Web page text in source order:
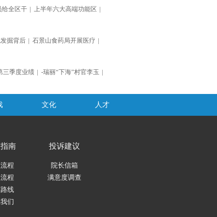
给全区干 | 上半年六大高端功能区 |
掘背后 | 石景山食药局开展医疗 |
三季度业绩 | -瑞丽“下海”村官李玉 |
文化 人才
南
程
程
线
们
投诉建议
院长信箱
满意度调查